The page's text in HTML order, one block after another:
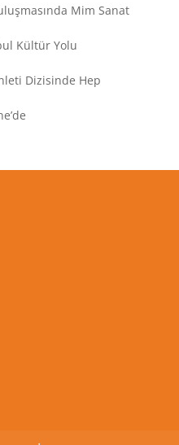
Mim Sanat
Kültür Yolu
Dizisinde Hep